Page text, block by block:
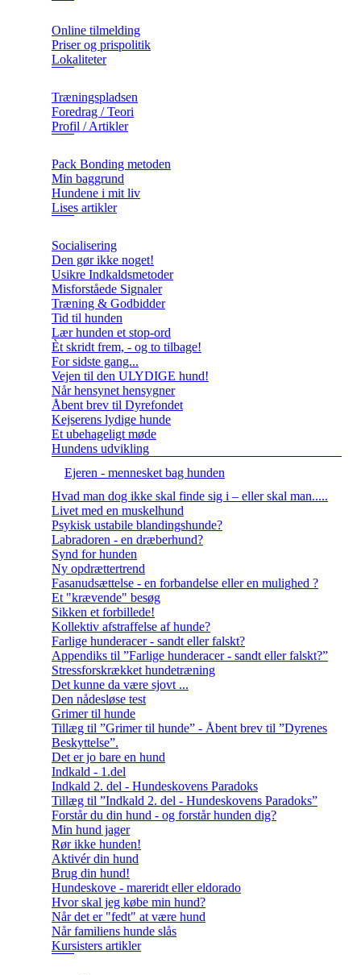
Online tilmelding
Priser og prispolitik
Lokaliteter
Træningspladsen
Foredrag / Teori
Profil / Artikler
Pack Bonding metoden
Min baggrund
Hundene i mit liv
Lises artikler
Socialisering
Den gør ikke noget!
Usikre Indkaldsmetoder
Misforståede Signaler
Træning & Godbidder
Tid til hunden
Lær hunden et stop-ord
Èt skridt frem, - og to tilbage!
For sidste gang...
Vejen til den ULYDIGE hund!
Når hensynet hensygner
Åbent brev til Dyrefondet
Kejserens lydige hunde
Et ubehageligt møde
Hundens udvikling
Ejeren - mennesket bag hunden
Hvad man dog ikke skal finde sig i – eller skal man.....
Livet med en muskelhund
Psykisk ustabile blandingshunde?
Labradoren - en dræberhund?
Synd for hunden
Ny opdrættertrend
Fasanudsættelse - en forbandelse eller en mulighed ?
Et "krævende" besøg
Sikken et forbillede!
Kollektiv afstraffelse af hunde?
Farlige hunderacer - sandt eller falskt?
Appendiks til ”Farlige hunderacer - sandt eller falskt?”
Stressforskrækket hundetræning
Det kunne da være sjovt ...
Den nådesløse test
Grimer til hunde
Tillæg til ”Grimer til hunde” - Åbent brev til ”Dyrenes
Beskyttelse”.
Det er jo bare en hund
Indkald - 1.del
Indkald 2. del - Hundeskovens Paradoks
Tillæg til ”Indkald 2. del - Hundeskovens Paradoks”
Forstår du din hund - og forstår hunden dig?
Min hund jager
Rør ikke hunden!
Aktivér din hund
Brug din hund!
Hundeskove - mareridt eller eldorado
Hvor skal jeg købe min hund?
Når det er "fedt" at være hund
Når familiens hunde slås
Kursisters artikler